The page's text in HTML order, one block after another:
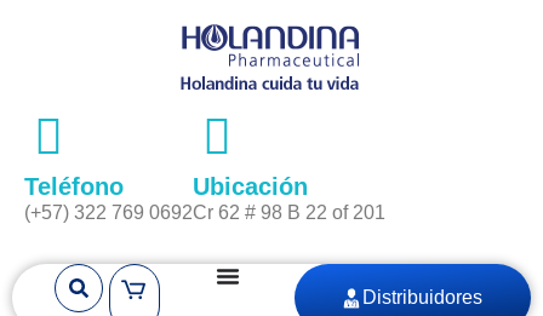
Teléfono
(+57) 322 769 0692
Ubicación
Cr 62 # 98 B 22 of 201
Distribuidores